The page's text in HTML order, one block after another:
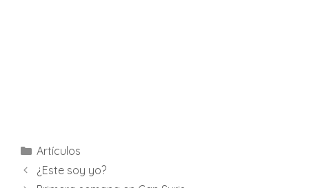
Categories
Artículos
¿Este soy yo?